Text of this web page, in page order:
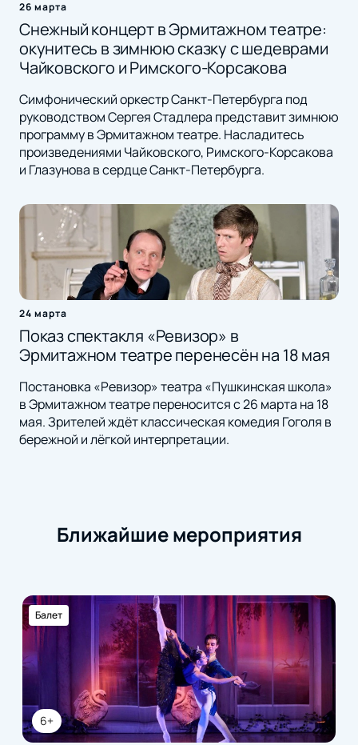
26 марта
Снежный концерт в Эрмитажном театре:
окунитесь в зимнюю сказку с шедеврами
Чайковского и Римского-Корсакова
Симфонический оркестр Санкт-Петербурга под
руководством Сергея Стадлера представит зимнюю
программу в Эрмитажном театре. Насладитесь
произведениями Чайковского, Римского-Корсакова
и Глазунова в сердце Санкт-Петербурга.
24 марта
Показ спектакля «Ревизор» в
Эрмитажном театре перенесён на 18 мая
Постановка «Ревизор» театра «Пушкинская школа»
в Эрмитажном театре переносится с 26 марта на 18
мая. Зрителей ждёт классическая комедия Гоголя в
бережной и лёгкой интерпретации.
Ближайшие мероприятия
6+
Балет